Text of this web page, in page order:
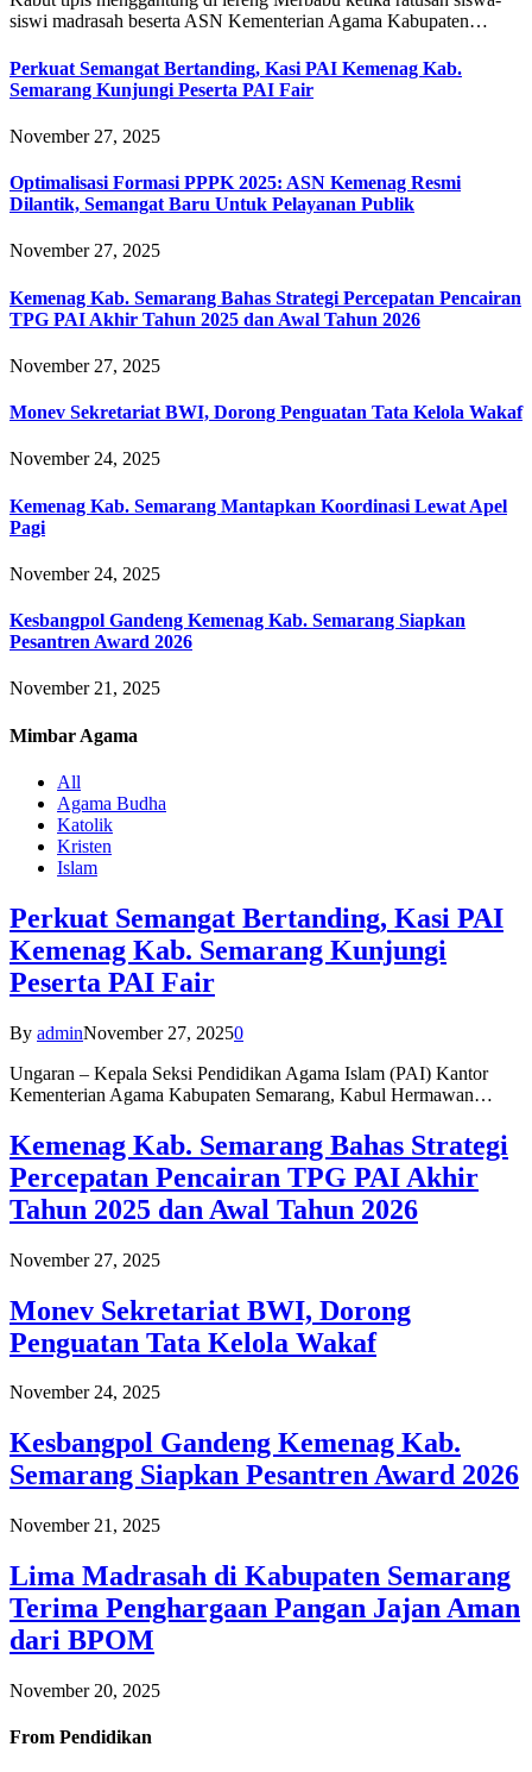
siswi madrasah beserta ASN Kementerian Agama Kabupaten…
Perkuat Semangat Bertanding, Kasi PAI Kemenag Kab.
Semarang Kunjungi Peserta PAI Fair
November 27, 2025
Optimalisasi Formasi PPPK 2025: ASN Kemenag Resmi
Dilantik, Semangat Baru Untuk Pelayanan Publik
November 27, 2025
Kemenag Kab. Semarang Bahas Strategi Percepatan Pencairan
TPG PAI Akhir Tahun 2025 dan Awal Tahun 2026
November 27, 2025
Monev Sekretariat BWI, Dorong Penguatan Tata Kelola Wakaf
November 24, 2025
Kemenag Kab. Semarang Mantapkan Koordinasi Lewat Apel
Pagi
November 24, 2025
Kesbangpol Gandeng Kemenag Kab. Semarang Siapkan
Pesantren Award 2026
November 21, 2025
Mimbar Agama
All
Agama Budha
Katolik
Kristen
Islam
Perkuat Semangat Bertanding, Kasi PAI
Kemenag Kab. Semarang Kunjungi
Peserta PAI Fair
By adminNovember 27, 20250
Ungaran – Kepala Seksi Pendidikan Agama Islam (PAI) Kantor
Kementerian Agama Kabupaten Semarang, Kabul Hermawan…
Kemenag Kab. Semarang Bahas Strategi
Percepatan Pencairan TPG PAI Akhir
Tahun 2025 dan Awal Tahun 2026
November 27, 2025
Monev Sekretariat BWI, Dorong
Penguatan Tata Kelola Wakaf
November 24, 2025
Kesbangpol Gandeng Kemenag Kab.
Semarang Siapkan Pesantren Award 2026
November 21, 2025
Lima Madrasah di Kabupaten Semarang
Terima Penghargaan Pangan Jajan Aman
dari BPOM
November 20, 2025
From Pendidikan